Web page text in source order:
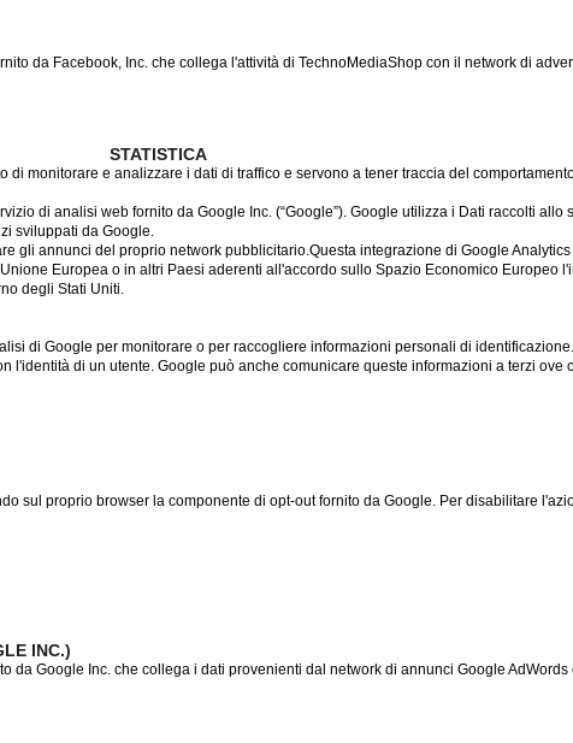
da Facebook, Inc. che collega l'attività di TechnoMediaShop con il network di
STATISTICA
monitorare e analizzare i dati di traffico e servono a tener traccia del comportamento
di analisi web fornito da Google Inc. (“Google”). Google utilizza i Dati raccolti allo
sviluppati da Google.
gli annunci del proprio network pubblicitario.Questa integrazione di Google
Europea o in altri Paesi aderenti all'accordo sullo Spazio Economico Europeo
degli Stati Uniti.
di Google per monitorare o per raccogliere informazioni personali di
l'identità di un utente. Google può anche comunicare queste informazioni a terzi ove
sul proprio browser la componente di opt-out fornito da Google. Per disabilitare
INC.)
da Google Inc. che collega i dati provenienti dal network di annunci Google